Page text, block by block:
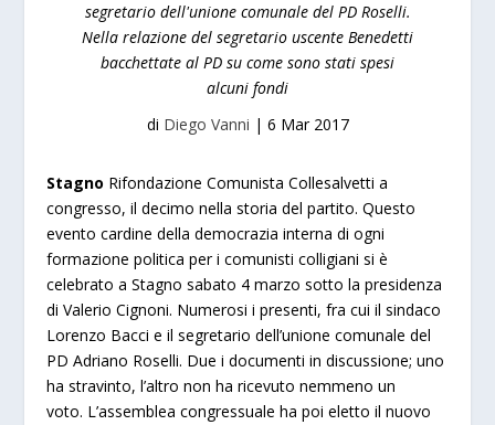
segretario dell'unione comunale del PD Roselli.
Nella relazione del segretario uscente Benedetti
bacchettate al PD su come sono stati spesi
alcuni fondi
di Diego Vanni | 6 Mar 2017
Stagno Rifondazione Comunista Collesalvetti a
congresso, il decimo nella storia del partito. Questo
evento cardine della democrazia interna di ogni
formazione politica per i comunisti colligiani si è
celebrato a Stagno sabato 4 marzo sotto la presidenza
di Valerio Cignoni. Numerosi i presenti, fra cui il sindaco
Lorenzo Bacci e il segretario dell’unione comunale del
PD Adriano Roselli. Due i documenti in discussione; uno
ha stravinto, l’altro non ha ricevuto nemmeno un
voto. L’assemblea congressuale ha poi eletto il nuovo